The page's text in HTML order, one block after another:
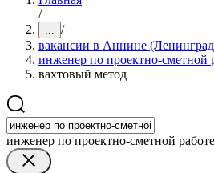
/
... /
вакансии в Аннине
инженер по проектно-сметной
вахтовый метод
инженер по проектно-сметной работе